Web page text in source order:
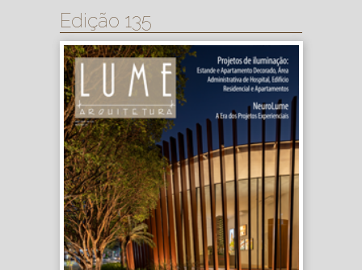
Edição 135